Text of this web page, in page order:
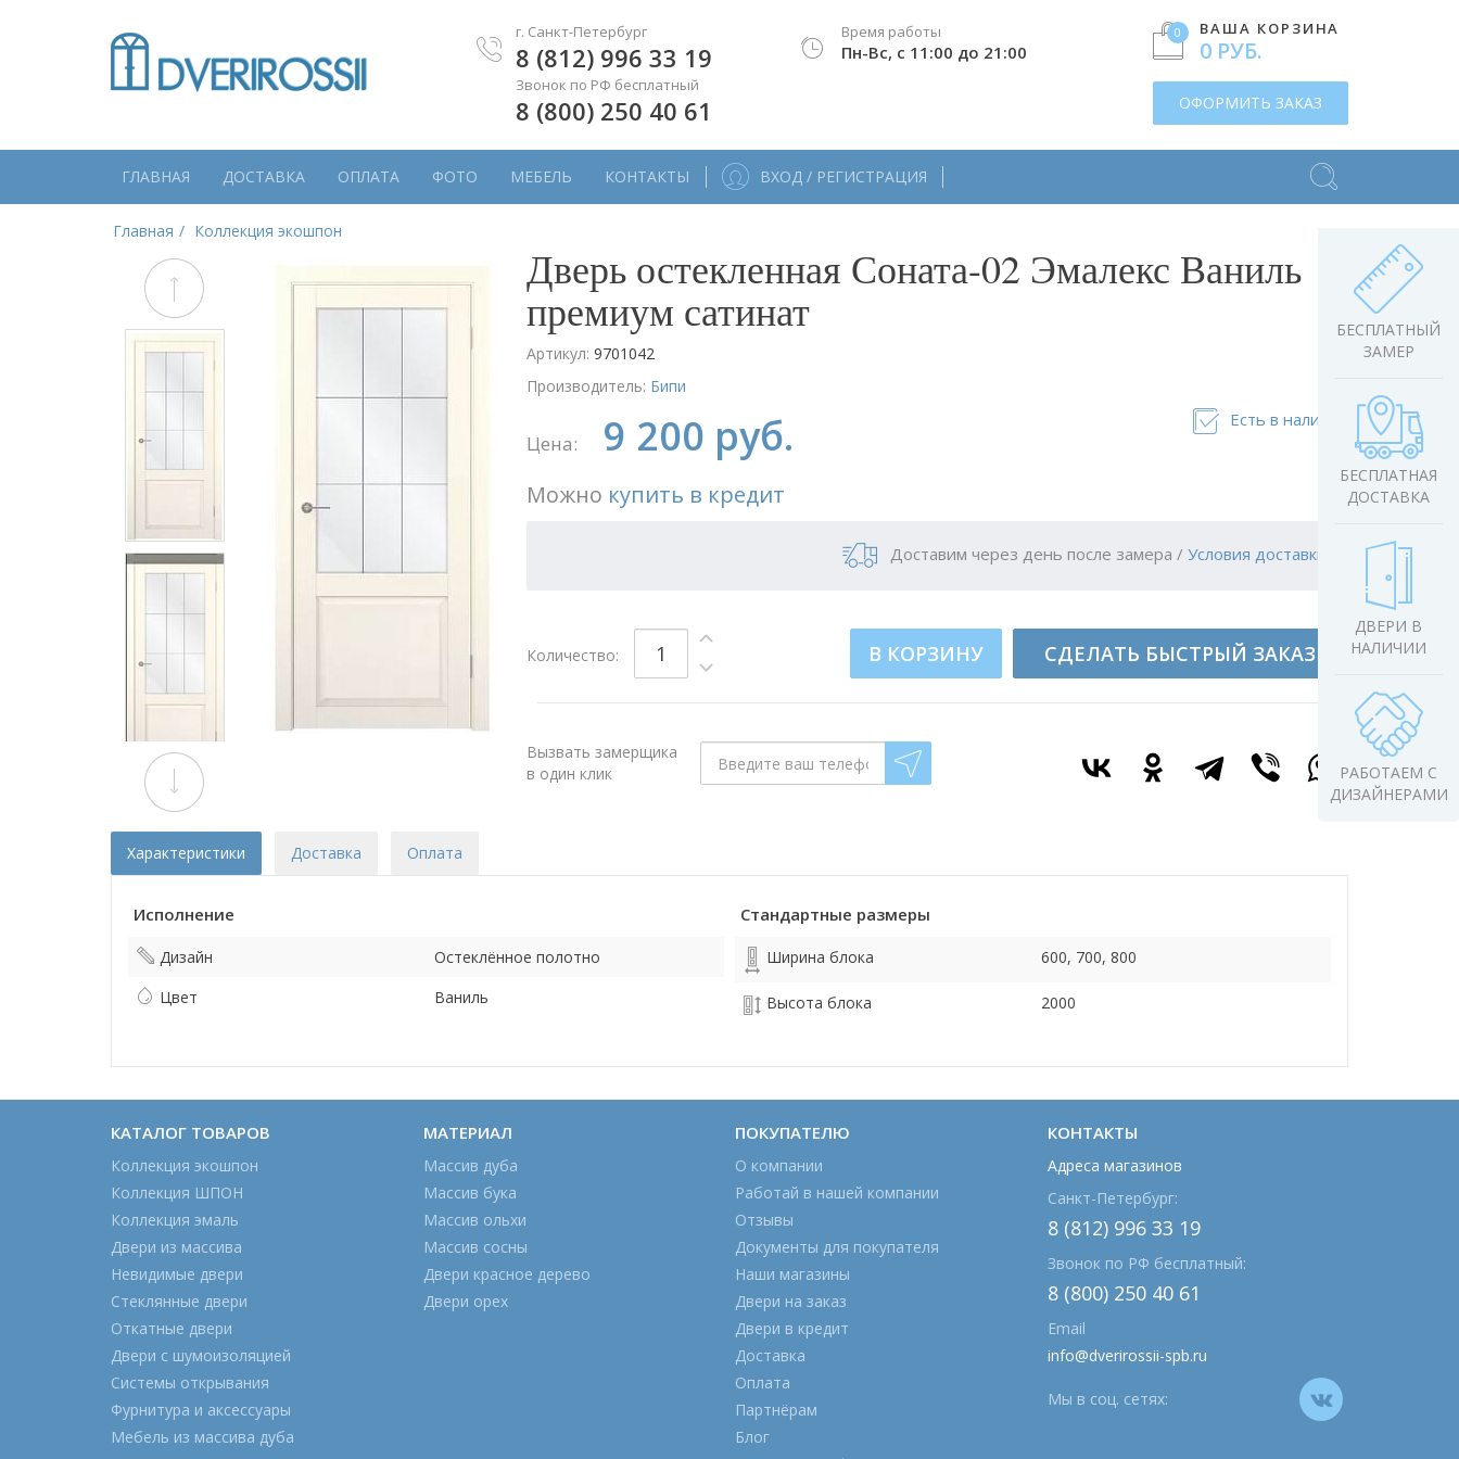
г. Санкт-Петербург
8 (812) 996 33 19
Звонок по РФ бесплатный
8 (800) 250 40 61
0 ВАША КОРЗИНА
0 РУБ.
ОФОРМИТЬ ЗАКАЗ
Время работы
Пн-Вс, с 11:00 до 21:00
ГЛАВНАЯ ДОСТАВКА ОПЛАТА ФОТО МЕБЕЛЬ КОНТАКТЫ ВХОД / РЕГИСТРАЦИЯ
БЕСПЛАТНЫЙ
ЗАМЕР
БЕСПЛАТНАЯ
ДОСТАВКА
ДВЕРИ В
НАЛИЧИИ
РАБОТАЕМ С
ДИЗАЙНЕРАМИ
Главная Коллекция экошпон
Дверь остекленная Соната-02 Эмалекс Ваниль
премиум сатинат
Артикул:9701042
Производитель: Бипи
Цена: 9 200 руб. Есть в наличии
Можно купить в кредит
Доставим через день после замера / Условия доставки
Количество: В КОРЗИНУ СДЕЛАТЬ БЫСТРЫЙ ЗАКАЗ
Вызвать замерщика
в один клик
Характеристики Доставка Оплата
Исполнение
Дизайн
Остеклённое полотно
Цвет
Ваниль
Стандартные размеры
Ширина блока 600, 700, 800
Высота блока 2000
КАТАЛОГ ТОВАРОВ
Коллекция экошпон
Коллекция ШПОН
Коллекция эмаль
Двери из массива
Невидимые двери
Стеклянные двери
Откатные двери
Двери с шумоизоляцией
Системы открывания
Фурнитура и аксессуары
Мебель из массива дуба
МАТЕРИАЛ
Массив дуба
Массив бука
Массив ольхи
Массив сосны
Двери красное дерево
Двери орех
ПОКУПАТЕЛЮ
О компании
Работай в нашей компании
Отзывы
Документы для покупателя
Наши магазины
Двери на заказ
Двери в кредит
Доставка
Оплата
Партнёрам
Блог
КОНТАКТЫ
Адреса магазинов
Санкт-Петербург:
8 (812) 996 33 19
Звонок по РФ бесплатный:
8 (800) 250 40 61
Email
info@dverirossii-spb.ru
Мы в соц. сетях: